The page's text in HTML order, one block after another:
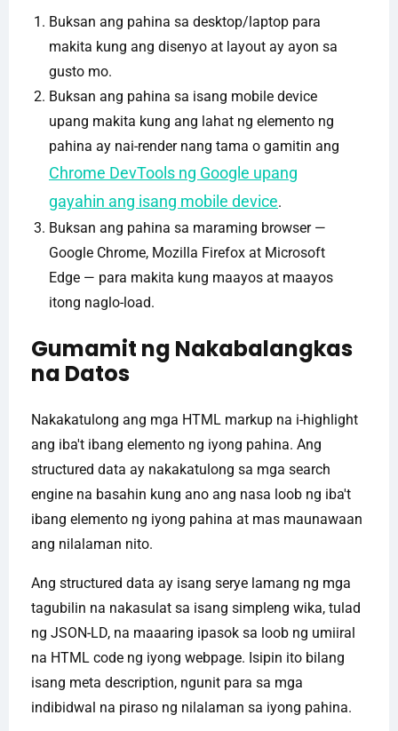
Buksan ang pahina sa desktop/laptop para
makita kung ang disenyo at layout ay ayon sa
gusto mo.
Buksan ang pahina sa isang mobile device
upang makita kung ang lahat ng elemento ng
pahina ay nai-render nang tama o gamitin ang
Chrome DevTools ng Google upang
gayahin ang isang mobile device.
Buksan ang pahina sa maraming browser —
Google Chrome, Mozilla Firefox at Microsoft
Edge — para makita kung maayos at maayos
itong naglo-load.
Gumamit ng Nakabalangkas
na Datos
Nakakatulong ang mga HTML markup na i-highlight
ang iba't ibang elemento ng iyong pahina. Ang
structured data ay nakakatulong sa mga search
engine na basahin kung ano ang nasa loob ng iba't
ibang elemento ng iyong pahina at mas maunawaan
ang nilalaman nito.
Ang structured data ay isang serye lamang ng mga
tagubilin na nakasulat sa isang simpleng wika, tulad
ng JSON-LD, na maaaring ipasok sa loob ng umiiral
na HTML code ng iyong webpage. Isipin ito bilang
isang meta description, ngunit para sa mga
indibidwal na piraso ng nilalaman sa iyong pahina.